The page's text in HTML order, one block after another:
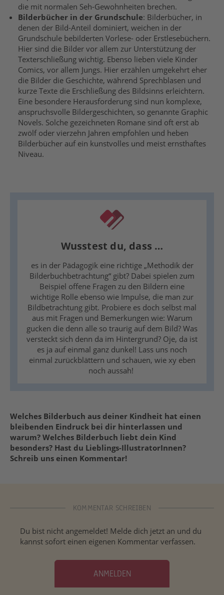
die mit normalen Seh-Gewohnheiten brechen.
Bilderbücher in der Grundschule: Bilderbücher, in
denen der Bild-Anteil dominiert, weichen in der
Grundschule bebilderten Vorlese- oder Erstlesebüchern.
Hier sind die Bilder vor allem zur Unterstützung der
Texterschließung wichtig. Ebenso lieben viele Kinder
Comics, vor allem Jungs. Hier erzählen umgekehrt eher
die Bilder die Geschichte, während Sprechblasen und
kurze Texte die Erschließung des Bildsinns erleichtern.
Eine besondere Herausforderung sind nun komplexe,
anspruchsvolle Bildergeschichten, so genannte Graphic
Novels. Solche gezeichneten Romane sind oft erst ab
zwölf oder vierzehn Jahren empfohlen und heben
Bilderbücher aufein kunstvolles und meist ernsthaftes
Niveau.
Wusstest du, dass …
es in der Pädagogik eine richtige „Methodik der
Bilderbuchbetrachtung“ gibt? Dabei spielen zum
Beispiel offene Fragen zu den Bildern eine
wichtige Rolle ebenso wie Impulse, die man zur
Bildbetrachtung gibt. Probiere es doch selbst mal
aus mit Fragen und Bemerkungen wie: Warum
gucken die denn alle so traurig auf dem Bild? Was
versteckt sich denn da im Hintergrund? Oje, da ist
es ja auf einmal ganz dunkel! Lass uns noch
einmal zurückblättern und schauen, wie xyeben
noch aussah!
Welches Bilderbuch aus deiner Kindheit hat einen
bleibenden Eindruck bei dir hinterlassen und
warum? Welches Bilderbuch liebt dein Kind
besonders? Hast du Lieblings-IllustratorInnen?
Schreib uns einen Kommentar!
KOMMENTAR SCHREIBEN
Du bist nicht angemeldet! Melde dich jetzt an und du
kannst sofort einen eigenen Kommentar verfassen.
ANMELDEN